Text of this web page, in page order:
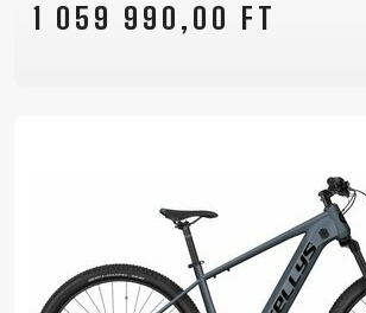
1 059 990,00 FT